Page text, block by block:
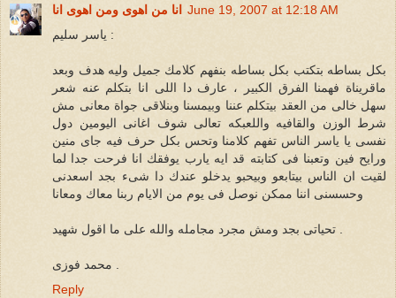
انا من اهوى ومن اهوى انا
June 19, 2007 at 12:18 AM
ياسر سليم :
بكل بساطه بتكتب بكل بساطه بنفهم كلامك جميل وليه هدف وبعد
ماقريناة فهمنا الفرق الكبير ، عارف دا اللى انا بتكلم عنه شعر
سهل خالى من العقد بيتكلم عننا وبيمسنا وبنلاقى جواة معانى مش
شرط الوزن والقافيه واللعبكه تعالى شوف اغانى اليومين دول
نفسى يا ياسر الناس تفهم كلامنا وتحس بكل حرف فيه جاى منين
ورايح فين وتعبنا فى كتابته قد ايه يارب يوفقك انا فرحت جدا لما
لقيت ان الناس بيتابعو وبيحبو يدخلو عندك دا شىء بجد اسعدنى
وحسسنى اننا ممكن نوصل فى يوم من الايام ربنا معاك ومعانا
تحياتى بجد ومش مجرد مجامله والله على ما اقول شهيد .
محمد فوزى .
Reply